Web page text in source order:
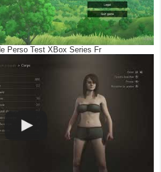
Perso Test XBox Series Fr